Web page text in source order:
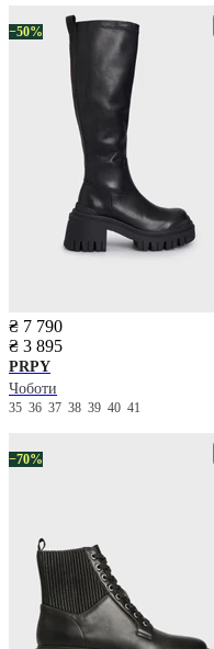
−50%
₴ 7 790
₴ 3 895
PRPY
Чоботи
35 36 37 38 39 40 41
−70%